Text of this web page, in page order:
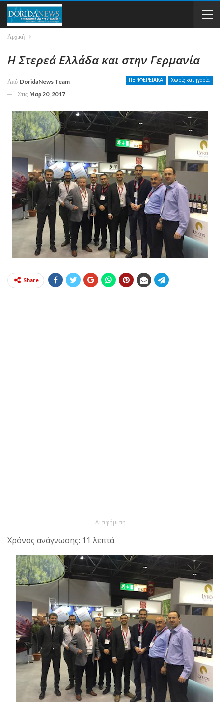
Αρχική
Η Στερεά Ελλάδα και στην Γερμανία
ΠΕΡΙΦΕΡΕΙΑΚΑ Χωρίς κατηγορία
Από DoridaNews Team
Στις Μαρ 20, 2017
Share
- Διαφήμιση -
Χρόνος ανάγνωσης: 11 λεπτά